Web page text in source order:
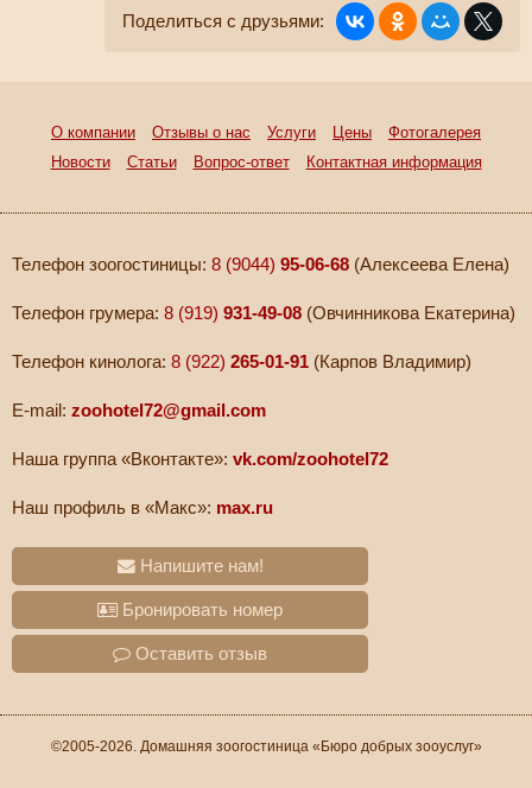
Поделиться с друзьями:
О компании Отзывы о нас Услуги Цены
Фотогалерея
Новости
Статьи Вопрос-ответ Контактная информация
Телефон зоогостиницы: 8 (9044) 95-06-68 (Алексеева Елена)
Телефон грумера: 8 (919) 931-49-08 (Овчинникова Екатерина)
Телефон кинолога: 8 (922) 265-01-91 (Карпов Владимир)
E-mail: zoohotel72@gmail.com
Наша группа «Вконтакте»: vk.com/zoohotel72
Наш профиль в «Макс»: max.ru
Напишите нам!
Бронировать номер
Оставить отзыв
©2005-2026. Домашняя зоогостиница «Бюро добрых зооуслуг»